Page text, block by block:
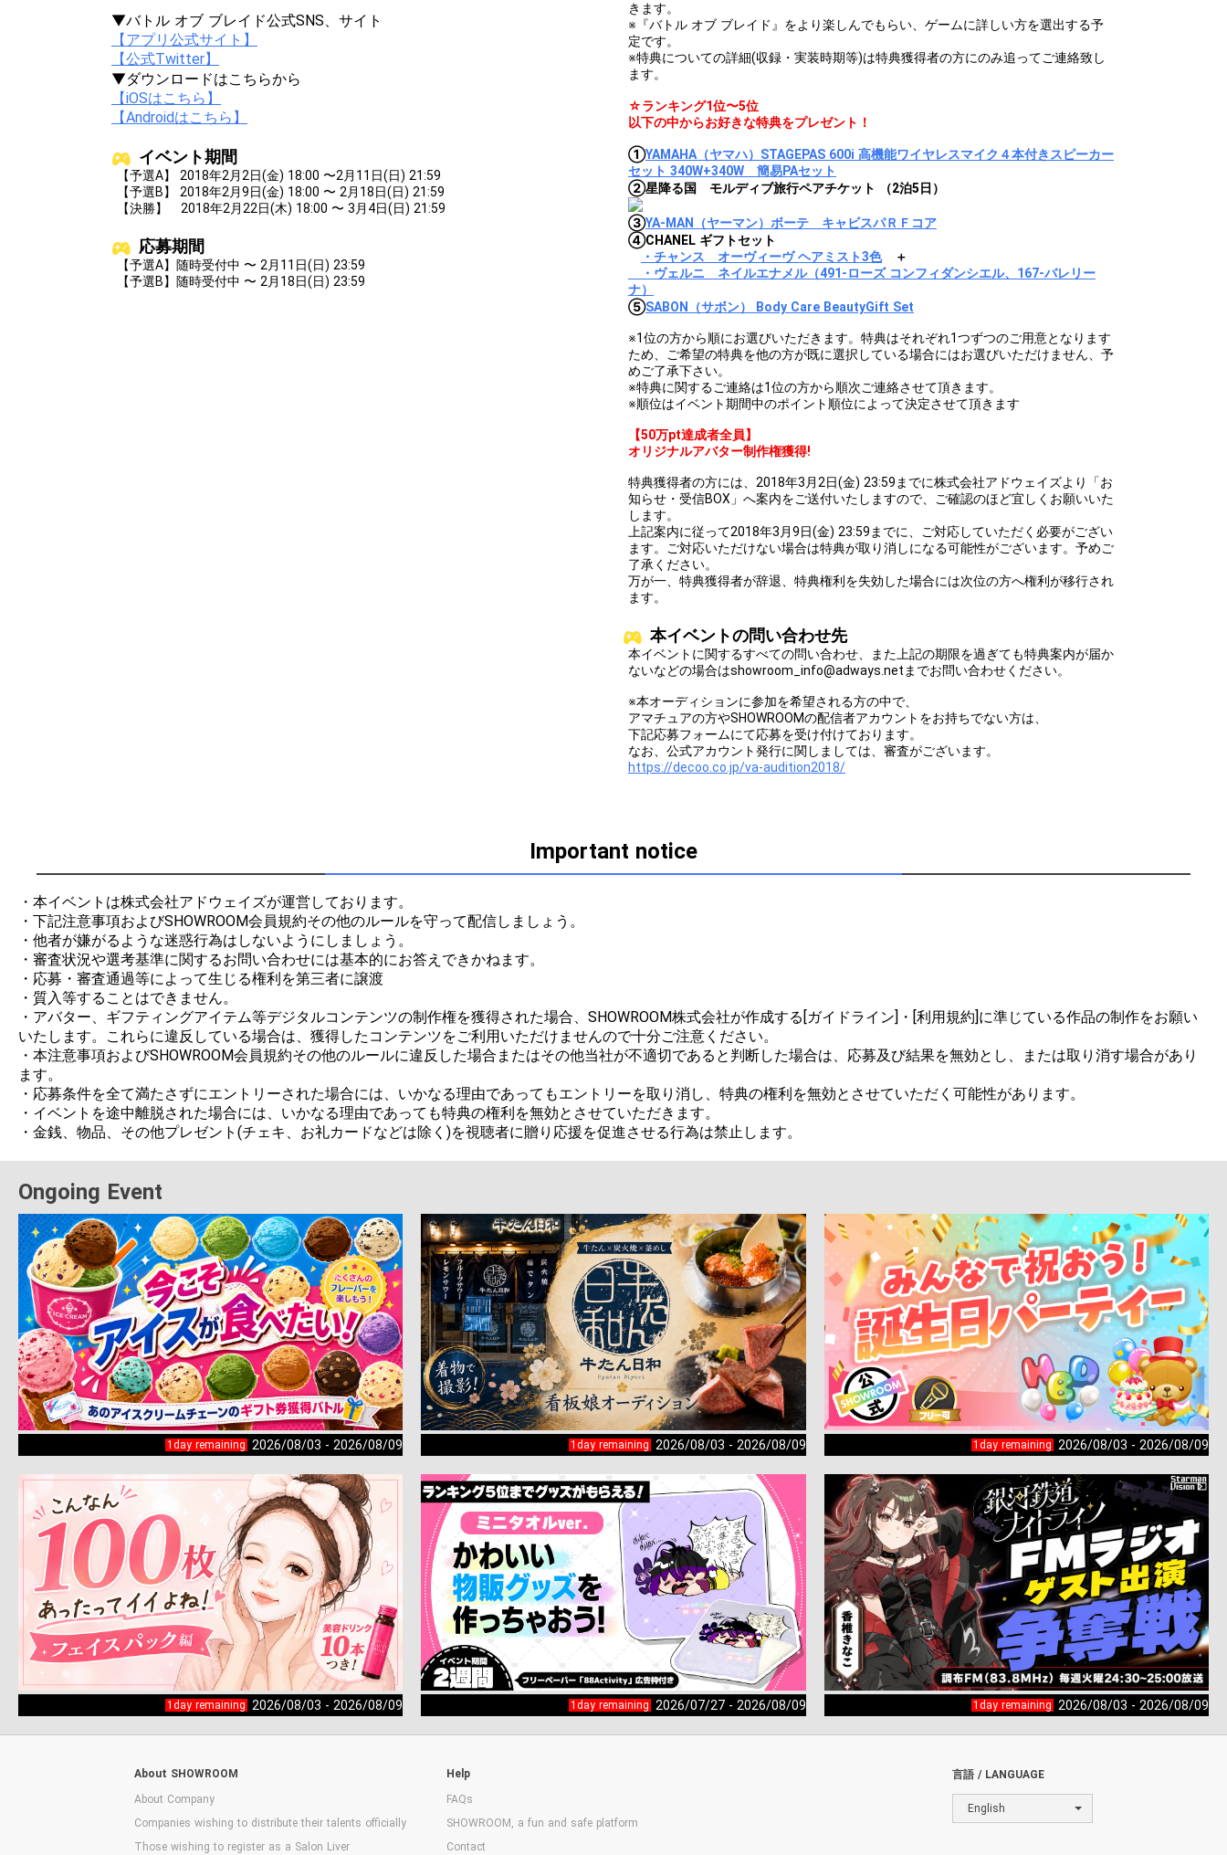
▼バトル オブ ブレイド公式SNS、サイト
【アプリ公式サイト】
【公式Twitter】
▼ダウンロードはこちらから
【iOSはこちら】
【Androidはこちら】
イベント期間
【予選A】 2018年2月2日(金) 18:00 〜2月11日(日) 21:59
【予選B】 2018年2月9日(金) 18:00 〜 2月18日(日) 21:59
【決勝】 2018年2月22日(木) 18:00 〜 3月4日(日) 21:59
応募期間
【予選A】随時受付中 〜 2月11日(日) 23:59
【予選B】随時受付中 〜 2月18日(日) 23:59
きます。
※『バトル オブ ブレイド』をより楽しんでもらい、ゲームに詳しい方を選出する予
定です。
※特典についての詳細(収録・実装時期等)は特典獲得者の方にのみ追ってご連絡致し
ます。
☆ランキング1位〜5位
以下の中からお好きな特典をプレゼント！
①YAMAHA（ヤマハ）STAGEPAS 600i 高機能ワイヤレスマイク４本付きスピーカー
セット 340W+340W 簡易PAセット
②星降る国 モルディブ旅行ペアチケット （2泊5日）
③YA-MAN（ヤーマン）ボーテ キャビスパＲＦコア
④CHANEL ギフトセット
・チャンス オーヴィーヴ ヘアミスト3色＋
・ヴェルニ ネイルエナメル（491-ローズ コンフィダンシエル、167-バレリー
ナ）
⑤SABON（サボン） Body Care BeautyGift Set
※1位の方から順にお選びいただきます。特典はそれぞれ1つずつのご用意となります
ため、ご希望の特典を他の方が既に選択している場合にはお選びいただけません、予
めご了承下さい。
※特典に関するご連絡は1位の方から順次ご連絡させて頂きます。
※順位はイベント期間中のポイント順位によって決定させて頂きます
【50万pt達成者全員】
オリジナルアバター制作権獲得!
特典獲得者の方には、2018年3月2日(金) 23:59までに株式会社アドウェイズより「お
知らせ・受信BOX」へ案内をご送付いたしますので、ご確認のほど宜しくお願いいた
します。
上記案内に従って2018年3月9日(金) 23:59までに、ご対応していただく必要がござい
ます。ご対応いただけない場合は特典が取り消しになる可能性がございます。予めご
了承ください。
万が一、特典獲得者が辞退、特典権利を失効した場合には次位の方へ権利が移行され
ます。
本イベントの問い合わせ先
本イベントに関するすべての問い合わせ、また上記の期限を過ぎても特典案内が届か
ないなどの場合はshowroom_info@adways.netまでお問い合わせください。
※本オーディションに参加を希望される方の中で、
アマチュアの方やSHOWROOMの配信者アカウントをお持ちでない方は、
下記応募フォームにて応募を受け付けております。
なお、公式アカウント発行に関しましては、審査がございます。
https://decoo.co.jp/va-audition2018/
Important notice
・本イベントは株式会社アドウェイズが運営しております。
・下記注意事項およびSHOWROOM会員規約その他のルールを守って配信しましょう。
・他者が嫌がるような迷惑行為はしないようにしましょう。
・審査状況や選考基準に関するお問い合わせには基本的にお答えできかねます。
・応募・審査通過等によって生じる権利を第三者に譲渡
・質入等することはできません。
・アバター、ギフティングアイテム等デジタルコンテンツの制作権を獲得された場合、SHOWROOM株式会社が作成する[ガイドライン]・[利用規約]に準じている作品の制作をお願い
いたします。これらに違反している場合は、獲得したコンテンツをご利用いただけませんので十分ご注意ください。
・本注意事項およびSHOWROOM会員規約その他のルールに違反した場合またはその他当社が不適切であると判断した場合は、応募及び結果を無効とし、または取り消す場合があり
ます。
・応募条件を全て満たさずにエントリーされた場合には、いかなる理由であってもエントリーを取り消し、特典の権利を無効とさせていただく可能性があります。
・イベントを途中離脱された場合には、いかなる理由であっても特典の権利を無効とさせていただきます。
・金銭、物品、その他プレゼント(チェキ、お礼カードなどは除く)を視聴者に贈り応援を促進させる行為は禁止します。
Ongoing Event
1day remaining 2026/08/03 - 2026/08/09 1day remaining 2026/08/03 - 2026/08/09 1day remaining 2026/08/03 - 2026/08/09
1day remaining 2026/08/03 - 2026/08/09 1day remaining 2026/07/27 - 2026/08/09 1day remaining 2026/08/03 - 2026/08/09
About SHOWROOM
About Company
Companies wishing to distribute their talents officially
Those wishing to register as a Salon Liver
Help
FAQs
SHOWROOM, a fun and safe platform
Contact
言語 / LANGUAGE
English